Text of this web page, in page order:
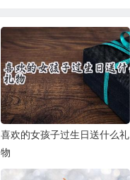
喜欢的女孩子过生日送什么礼
物